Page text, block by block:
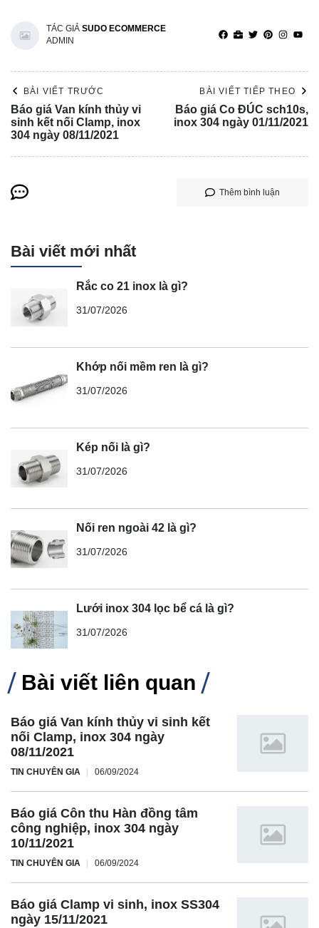
TÁC GIẢ SUDO ECOMMERCE
ADMIN
BÀI VIẾT TRƯỚC
Báo giá Van kính thủy vi
sinh kết nối Clamp, inox
304 ngày 08/11/2021
BÀI VIẾT TIẾP THEO
Báo giá Co ĐÚC sch10s,
inox 304 ngày 01/11/2021
Thêm bình luận
Bài viết mới nhất
Rắc co 21 inox là gì?
31/07/2026
Khớp nối mềm ren là gì?
31/07/2026
Kép nối là gì?
31/07/2026
Nối ren ngoài 42 là gì?
31/07/2026
Lưới inox 304 lọc bể cá là gì?
31/07/2026
Bài viết liên quan
Báo giá Van kính thủy vi sinh kết
nối Clamp, inox 304 ngày
08/11/2021
TIN CHUYÊN GIA 06/09/2024
Báo giá Côn thu Hàn đồng tâm
công nghiệp, inox 304 ngày
10/11/2021
TIN CHUYÊN GIA 06/09/2024
Báo giá Clamp vi sinh, inox SS304
ngày 15/11/2021